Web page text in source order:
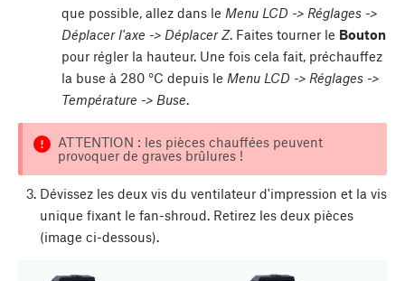
que possible, allez dans le Menu LCD -> Réglages ->
Déplacer l'axe -> Déplacer Z. Faites tourner le Bouton
pour régler la hauteur. Une fois cela fait, préchauffez
la buse à 280 °C depuis le Menu LCD -> Réglages ->
Température -> Buse.
ATTENTION : les pièces chauffées peuvent
provoquer de graves brûlures !
Dévissez les deux vis du ventilateur d'impression et la vis
unique fixant le fan-shroud. Retirez les deux pièces
(image ci-dessous).